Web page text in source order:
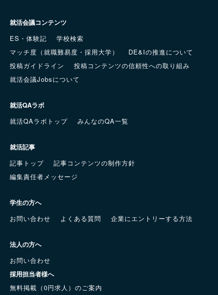
就活会議コンテンツ
ES・体験記
学校検索
マッチ度（就職難易度・採用大学）
DE&Iの推進について
投稿ガイドライン
投稿コンテンツの信頼性への取り組み
就活会議Jobsについて
就活QAラボ
就活QAラボトップ
みんなのQA一覧
就活記事
記事トップ
記事コンテンツの制作方針
編集責任者メッセージ
学生の方へ
お問い合わせ
よくある質問 企業にエントリーする方法
法人の方へ
お問い合わせ
採用担当者様へ
無料掲載（0円求人）のご案内